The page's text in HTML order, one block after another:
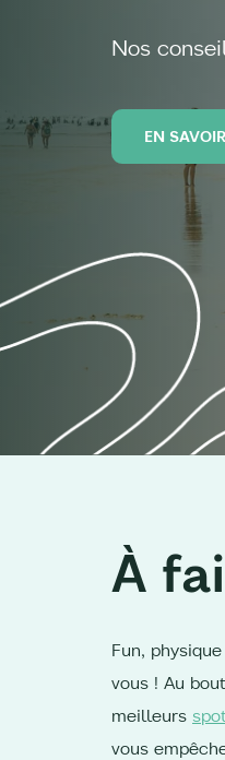
Nos
EN
À
Fun,
vous ! Au
meilleurs
vous